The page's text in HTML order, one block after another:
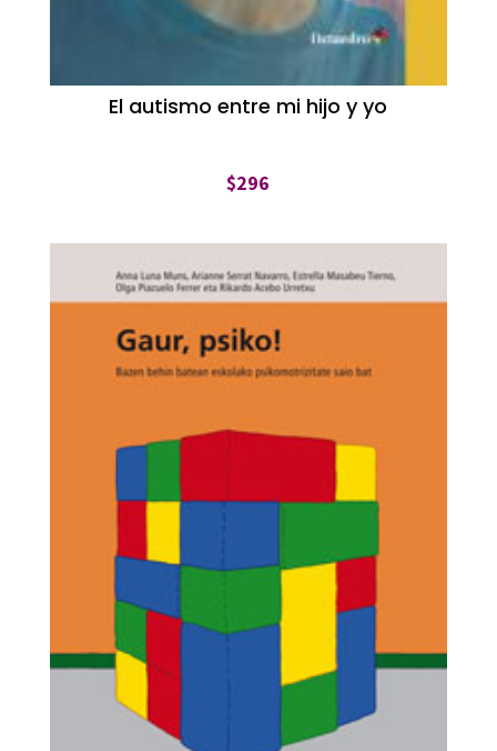
El autismo entre mi hijo y yo
$296